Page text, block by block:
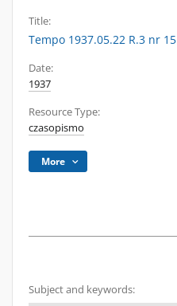
Title:
Tempo 1937.05.22 R.3 nr 15
Date:
1937
Resource Type:
czasopismo
More
Subject and keywords: